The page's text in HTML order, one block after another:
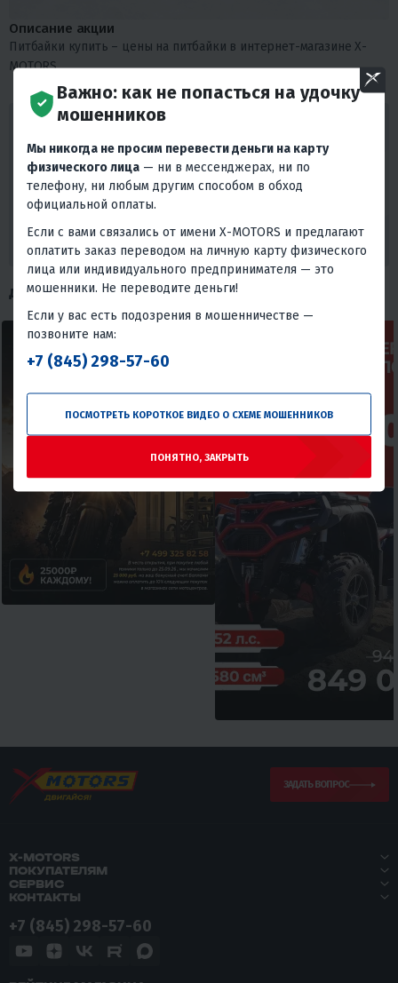
Описание акции
Питбайки купить – цены на питбайки в интернет-магазине X-
MOTORS
ГАРАНТИРУЕМ ЛУЧШИЕ ЦЕНЫ! ВЕРНЕМ 110%
ЕСЛИ НАЙДЕТЕ ДЕШЕВЛЕ! ДАЖЕ ПОСЛЕ
ПОКУПКИ!
Мы гарантируем, что наши цены будут наилучшими на рынке, и
хотим убедиться, что вы получаете лучшее предложение. Ваше
удовлетворение и доверие - наша главная цель.
ХОЧУ СКИДКУ
ДРУГИЕ АКЦИИ
ЗАДАТЬ ВОПРОС
X-MOTORS
ПОКУПАТЕЛЯМ
СЕРВИС
КОНТАКТЫ
+7 (845) 298-57-60
Важно: как не попасться на удочку
мошенников
Мы никогда не просим перевести деньги на карту
физического лица — ни в мессенджерах, ни по
телефону, ни любым другим способом в обход
официальной оплаты.
Если с вами связались от имени X-MOTORS и предлагают
оплатить заказ переводом на личную карту физического
лица или индивидуального предпринимателя — это
мошенники. Не переводите деньги!
Если у вас есть подозрения в мошенничестве —
позвоните нам:
+7 (845) 298-57-60
ПОСМОТРЕТЬ КОРОТКОЕ ВИДЕО О СХЕМЕ МОШЕННИКОВ
ПОНЯТНО, ЗАКРЫТЬ